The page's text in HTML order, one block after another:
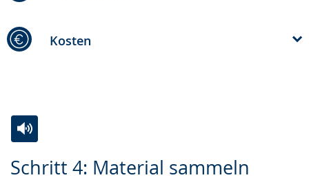
Kosten
Schritt 4: Material sammeln
Leichten
Audio-
Video